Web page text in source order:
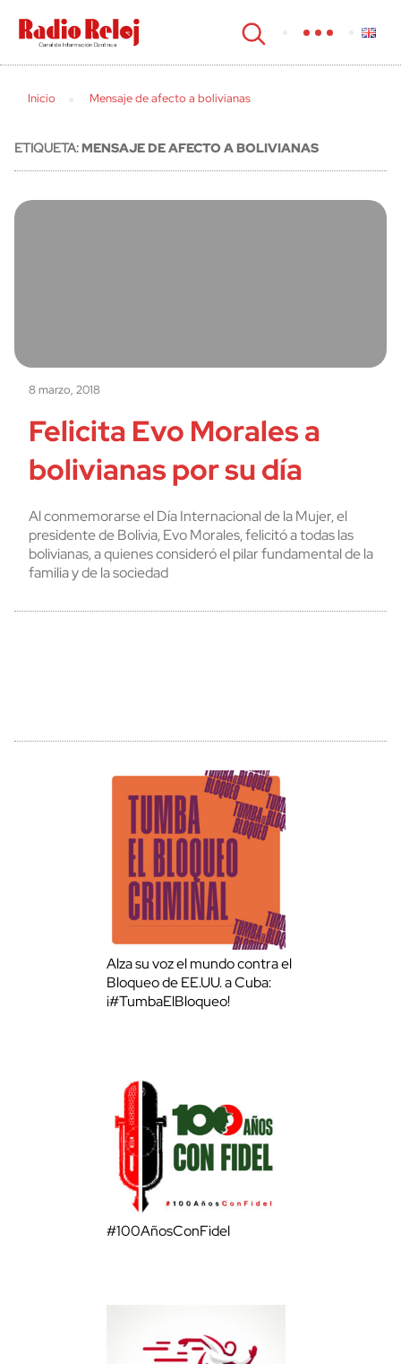
cerrar
Inicio Mensaje de afecto a bolivianas
ETIQUETA:MENSAJE DE AFECTO A BOLIVIANAS
8 marzo, 2018
Felicita Evo Morales a
bolivianas por su día
Al conmemorarse el Día Internacional de la Mujer, el
presidente de Bolivia, Evo Morales, felicitó a todas las
bolivianas, a quienes consideró el pilar fundamental de la
familia y de la sociedad
Alza su voz el mundo contra el
Bloqueo de EE.UU. a Cuba:
¡#TumbaElBloqueo!
#100AñosConFidel